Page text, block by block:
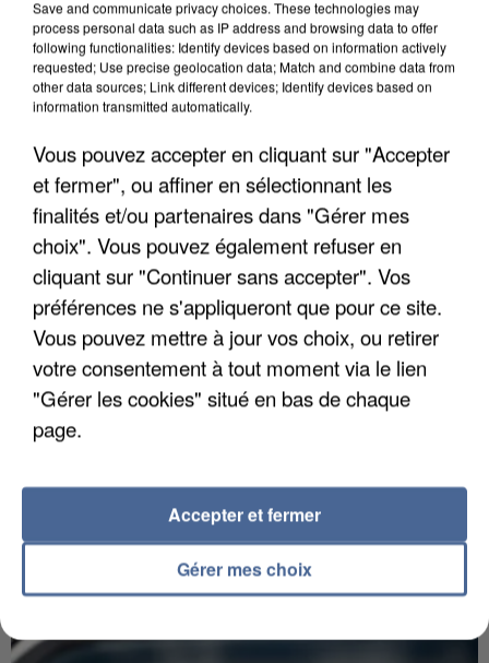
5 août 2026
L’un des fondateurs supposés de la DZ Mafia
interpellé en Algérie
Il est soupçonné d'y avoir mené ses opérations en
France.
Save and communicate privacy choices. These technologies may
process personal data such as IP address and browsing data to offer
following functionalities: Identify devices based on information actively
requested; Use precise geolocation data; Match and combine data from
other data sources; Link different devices; Identify devices based on
information transmitted automatically.
Vous pouvez accepter en cliquant sur "Accepter
et fermer", ou affiner en sélectionnant les
finalités et/ou partenaires dans "Gérer mes
choix". Vous pouvez également refuser en
cliquant sur "Continuer sans accepter". Vos
préférences ne s'appliqueront que pour ce site.
Vous pouvez mettre à jour vos choix, ou retirer
votre consentement à tout moment via le lien
"Gérer les cookies" situé en bas de chaque
page.
Gérer mes choix
Accepter et fermer